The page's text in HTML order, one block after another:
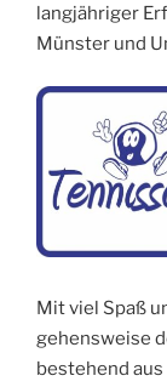
langjähriger
Münster und
Mit viel Spaß
ge­hens­wei­se
bestehend